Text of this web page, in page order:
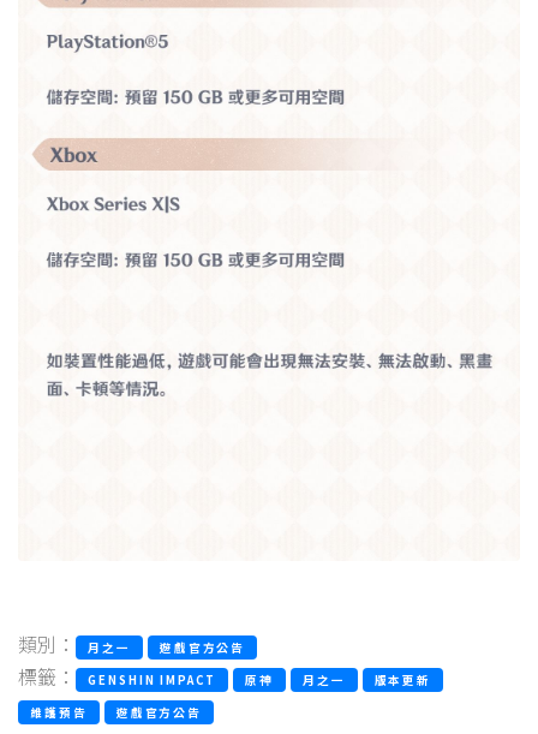
類別： 月之一 遊戲官方公告
標籤： GENSHIN IMPACT 原神 月之一
版本更新
維護預告
遊戲官方公告